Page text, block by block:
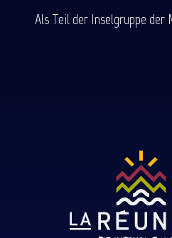
Als Teil der Inselgruppe der